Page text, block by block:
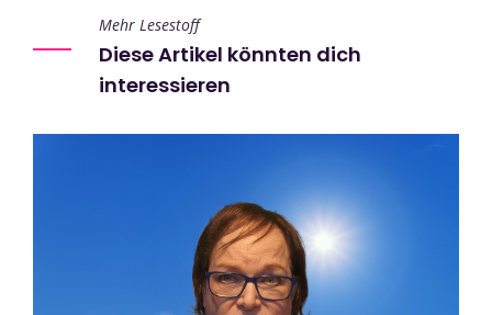
Mehr Lesestoff
Diese Artikel könnten dich
interessieren